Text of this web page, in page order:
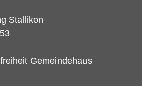
Stallikon
Gemeindehaus